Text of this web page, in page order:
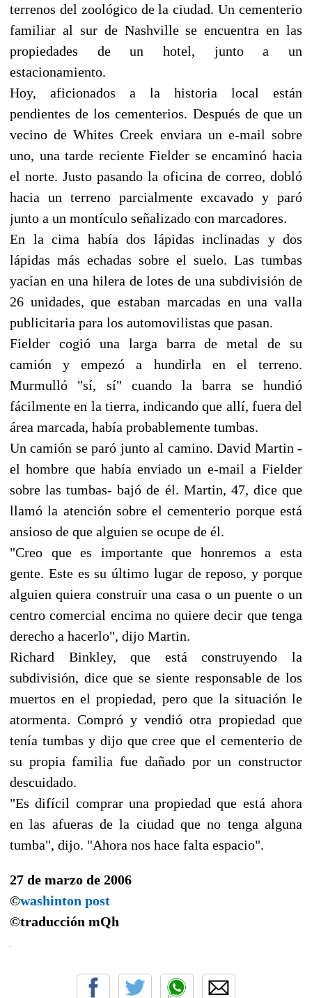
terrenos del zoológico de la ciudad. Un cementerio
familiar al sur de Nashville se encuentra en las
propiedades de un hotel, junto a un
estacionamiento.
Hoy, aficionados a la historia local están
pendientes de los cementerios. Después de que un
vecino de Whites Creek enviara un e-mail sobre
uno, una tarde reciente Fielder se encaminó hacia
el norte. Justo pasando la oficina de correo, dobló
hacia un terreno parcialmente excavado y paró
junto a un montículo señalizado con marcadores.
En la cima había dos lápidas inclinadas y dos
lápidas más echadas sobre el suelo. Las tumbas
yacían en una hilera de lotes de una subdivisión de
26 unidades, que estaban marcadas en una valla
publicitaria para los automovilistas que pasan.
Fielder cogió una larga barra de metal de su
camión y empezó a hundirla en el terreno.
Murmulló "sí, sí" cuando la barra se hundió
fácilmente en la tierra, indicando que allí, fuera del
área marcada, había probablemente tumbas.
Un camión se paró junto al camino. David Martin -
el hombre que había enviado un e-mail a Fielder
sobre las tumbas- bajó de él. Martin, 47, dice que
llamó la atención sobre el cementerio porque está
ansioso de que alguien se ocupe de él.
"Creo que es importante que honremos a esta
gente. Este es su último lugar de reposo, y porque
alguien quiera construir una casa o un puente o un
centro comercial encima no quiere decir que tenga
derecho a hacerlo", dijo Martin.
Richard Binkley, que está construyendo la
subdivisión, dice que se siente responsable de los
muertos en el propiedad, pero que la situación le
atormenta. Compró y vendió otra propiedad que
tenía tumbas y dijo que cree que el cementerio de
su propia familia fue dañado por un constructor
descuidado.
"Es difícil comprar una propiedad que está ahora
en las afueras de la ciudad que no tenga alguna
tumba", dijo. "Ahora nos hace falta espacio".
27 de marzo de 2006
©washinton post
©traducción mQh